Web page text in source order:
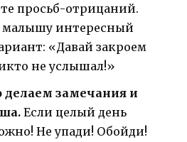
просьб-отрицаний.
малышу интересный
«Давай закроем
не услышал!»
замечания и
Если целый день
Не упади! Обойди!